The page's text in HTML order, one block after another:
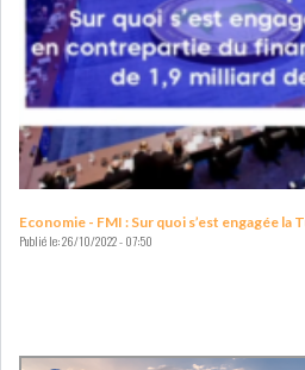
DISTRIBUTION
CHIMIE
FINANCIER
Economie - FMI : Sur quoi s’est engagée la
Publié le:26/10/2022 - 07:50